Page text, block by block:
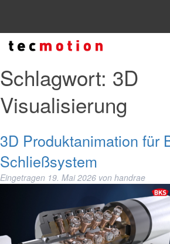
Schlagwort: 3D
Visualisierung
3D Produktanimation für
Schließsystem
Eingetragen 19. Mai 2026 von handrae